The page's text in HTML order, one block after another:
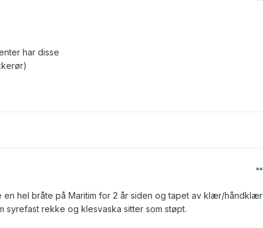
har disse
en hel bråte på Maritim for 2 år siden og tapet av klær/håndklær
syrefast rekke og klesvaska sitter som støpt.